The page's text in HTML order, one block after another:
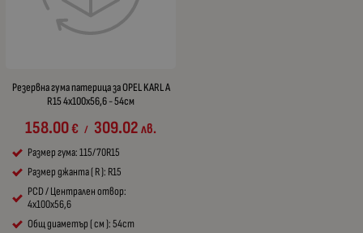
Резервна гума патерица за OPEL KARL A
R15 4x100x56,6 - 54см
158.00€ / 309.02лв.
Размер гума: 115/70R15
Размер джанта ( R ): R15
PCD / Централен отвор:
4x100x56,6
Общ диаметър ( см ): 54cm